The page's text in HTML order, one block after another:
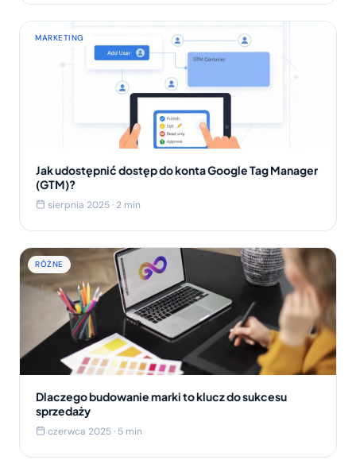
MARKETING
Jak udostępnić dostęp do konta Google Tag Manager
(GTM)?
sierpnia 2025 · 2 min
RÓŻNE
Dlaczego budowanie marki to klucz do sukcesu
sprzedaży
czerwca 2025 · 5 min